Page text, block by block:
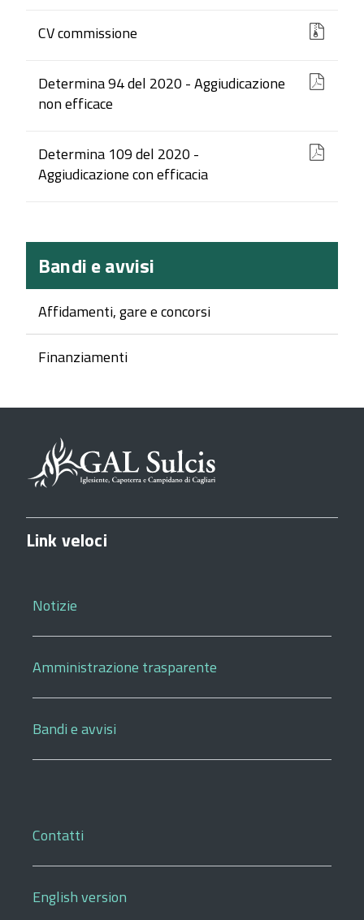
CV commissione
Determina 94 del 2020 - Aggiudicazione
non efficace
Determina 109 del 2020 -
Aggiudicazione con efficacia
Bandi e avvisi
Affidamenti, gare e concorsi
Finanziamenti
Link veloci
Notizie
Amministrazione trasparente
Bandi e avvisi
Contatti
English version